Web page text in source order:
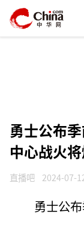
勇士公布
中心战火
直播吧 2024-07-
勇士公